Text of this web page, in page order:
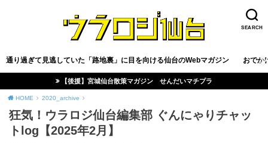
SEARCH
通り過ぎて見逃していた「路地裏」に目を向ける仙台のWebマガジン おでか
【後援】宮城仙台散策マガジン せんだいマチプラ
HOME 2020_archive
狂気！ウラロジ仙台編集部 ぐんにゃりチャッ
トlog【2025年2月】